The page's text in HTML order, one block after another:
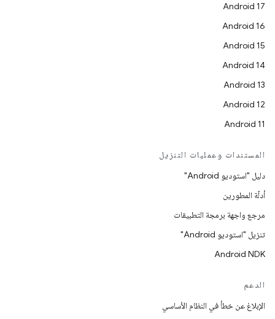
Android 17
Android 16
Android 15
Android 14
Android 13
Android 12
Android 11
المستندات وعمليات التنزيل
دليل "استوديو Android"
أدلّة المطورين
مرجع واجهة برمجة التطبيقات
تنزيل "استوديو Android"
Android NDK
الدعم
الإبلاغ عن خطأ في النظام الأساسي